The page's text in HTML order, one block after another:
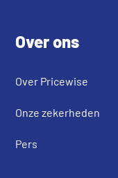
Over ons
Over Pricewise
Onze zekerheden
Pers